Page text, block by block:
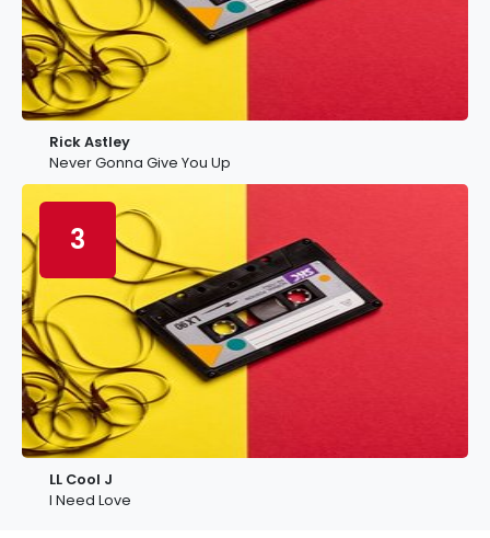
Rick Astley
Never Gonna Give You Up
3
LL Cool J
I Need Love